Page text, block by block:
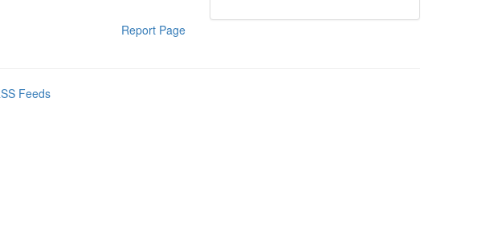
Report Page
Feeds